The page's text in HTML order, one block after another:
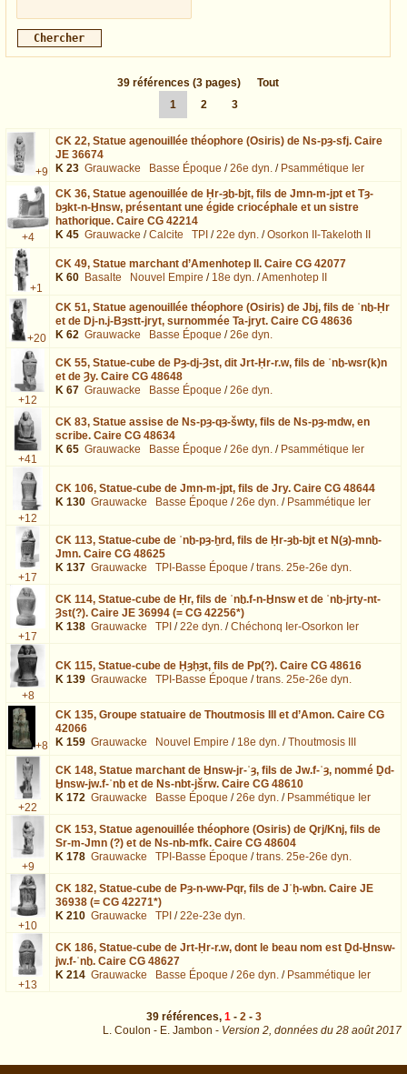
39 références (3 pages)
Tout
1
2 3
+9
CK 22, Statue agenouillée théophore (Osiris) de Ns-pȝ-sfj. Caire
JE 36674
K 23 Grauwacke Basse Époque /26e dyn. / Psammétique Ier
+4
CK 36, Statue agenouillée de Ḥr-ȝḫ-bjt, fils de Jmn-m-jpt et Tȝ-
bȝkt-n-Ḫnsw, présentant une égide criocéphale et un sistre
hathorique. Caire CG 42214
K 45 Grauwacke /Calcite TPI /22e dyn. /Osorkon II-Takeloth II
+1
CK 49, Statue marchant d’Amenhotep II. Caire CG 42077
K 60 Basalte Nouvel Empire / 18e dyn. /Amenhotep II
+20
CK 51, Statue agenouillée théophore (Osiris) de Jbj, fils de ʿnḫ-Ḥr
et de Dj-n.j-Bȝstt-jryt, surnommée Ta-jryt. Caire CG 48636
K 62 Grauwacke Basse Époque /26e dyn.
+12
CK 55, Statue-cube de Pȝ-dj-Ȝst, dit Jrt-Ḥr-r.w, fils de ʿnḫ-wsr(k)n
et de Ȝy. Caire CG 48648
K 67 Grauwacke Basse Époque /26e dyn.
+41
CK 83, Statue assise de Ns-pȝ-qȝ-šwty, fils de Ns-pȝ-mdw, en
scribe. Caire CG 48634
K 65 Grauwacke Basse Époque /26e dyn. / Psammétique Ier
+12
CK 106, Statue-cube de Jmn-m-jpt, fils de Jry. Caire CG 48644
K 130 Grauwacke Basse Époque /26e dyn. / Psammétique Ier
+17
CK 113, Statue-cube de ʿnḫ-pȝ-ẖrd, fils de Ḥr-ȝḫ-bjt et N(ȝ)-mnḫ-
Jmn. Caire CG 48625
K 137 Grauwacke TPI-Basse Époque /trans. 25e-26e dyn.
+17
CK 114, Statue-cube de Ḥr, fils de ʿnḫ.f-n-Ḫnsw et de ʿnḫ-jrty-nt-
Ȝst(?). Caire JE 36994 (= CG 42256*)
K 138 Grauwacke TPI /22e dyn. /Chéchonq Ier-Osorkon Ier
+8
CK 115, Statue-cube de Ḥȝḥȝt, fils de Pp(?). Caire CG 48616
K 139 Grauwacke TPI-Basse Époque /trans. 25e-26e dyn.
+8
CK 135, Groupe statuaire de Thoutmosis III et d’Amon. Caire CG
42066
K 159 Grauwacke Nouvel Empire / 18e dyn. /Thoutmosis III
+22
CK 148, Statue marchant de Ḫnsw-jr-ʿȝ, fils de Jw.f-ʿȝ, nommé Ḏd-
Ḫnsw-jw.f-ʿnḫ et de Ns-nbt-jšrw. Caire CG 48610
K 172 Grauwacke Basse Époque /26e dyn. / Psammétique Ier
+9
CK 153, Statue agenouillée théophore (Osiris) de Qrj/Knj, fils de
Sr-m-Jmn (?) et de Ns-nb-mfk. Caire CG 48604
K 178 Grauwacke TPI-Basse Époque /trans. 25e-26e dyn.
+10
CK 182, Statue-cube de Pȝ-n-ww-Pqr, fils de Jʿḥ-wbn. Caire JE
36938 (= CG 42271*)
K 210 Grauwacke TPI /22e-23e dyn.
+13
CK 186, Statue-cube de Jrt-Ḥr-r.w, dont le beau nom est Ḏd-Ḫnsw-
jw.f-ʿnḫ. Caire CG 48627
K 214 Grauwacke Basse Époque /26e dyn. / Psammétique Ier
39 références, 1- 2- 3
L. Coulon - E. Jambon - Version 2, données du 28 août 2017